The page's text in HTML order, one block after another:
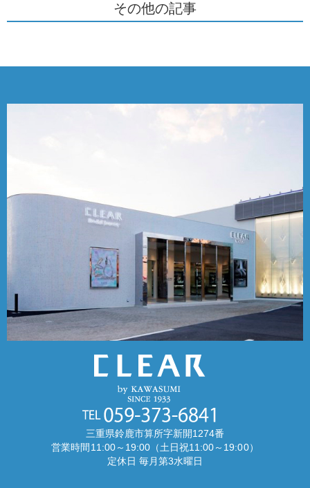
その他の記事
三重県鈴鹿市算所字新開1274番
営業時間11:00～19:00（土日祝11:00～19:00）
定休日 毎月第3水曜日